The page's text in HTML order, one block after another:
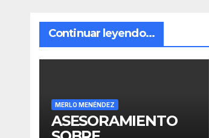
Continuar leyendo...
MERLO MENÉNDEZ
ASESORAMIENTO